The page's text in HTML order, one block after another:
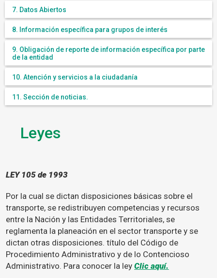
7. Datos Abiertos
8. Información específica para grupos de interés
9. Obligación de reporte de información específica por parte
de la entidad
10. Atención y servicios a la ciudadanía
11. Sección de noticias.
Leyes
LEY 105 de 1993
Por la cual se dictan disposiciones básicas sobre el
transporte, se redistribuyen competencias y recursos
entre la Nación y las Entidades Territoriales, se
reglamenta la planeación en el sector transporte y se
dictan otras disposiciones. título del Código de
Procedimiento Administrativo y de lo Contencioso
Administrativo. Para conocer la leyClic aquí.